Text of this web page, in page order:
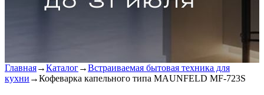
Главная→Каталог→Встраиваемая бытовая техника для
кухни →Кофеварка капельного типа MAUNFELD MF-723S